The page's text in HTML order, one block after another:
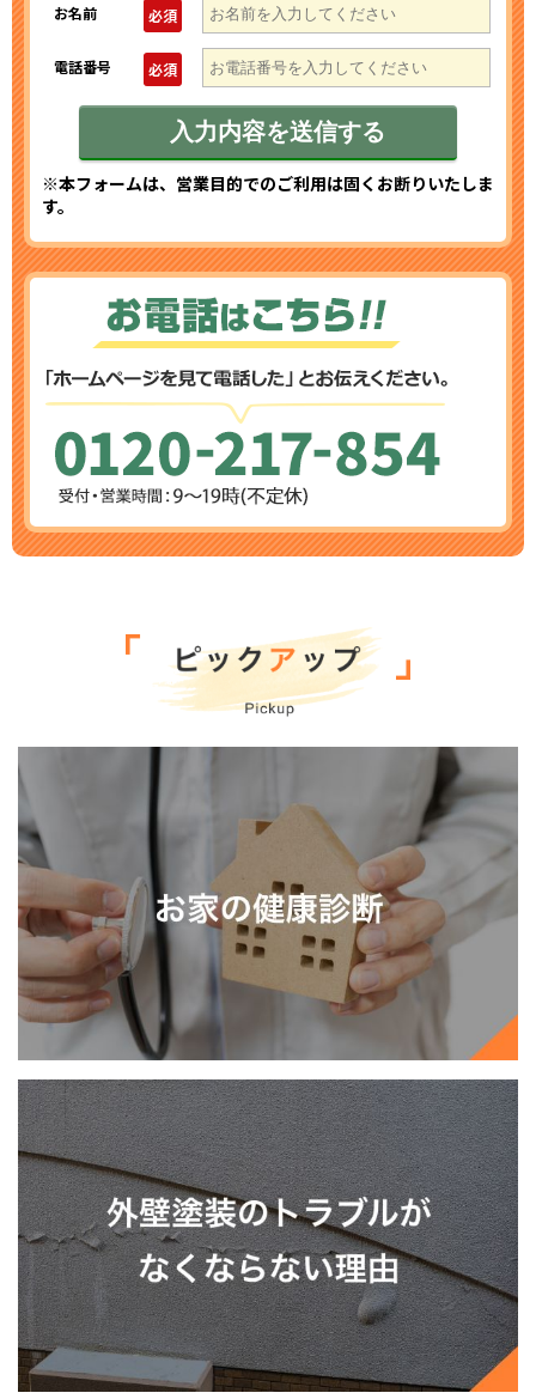
お名前 必須
電話番号 必須
※本フォームは、営業目的でのご利用は固くお断りいたしま
す。